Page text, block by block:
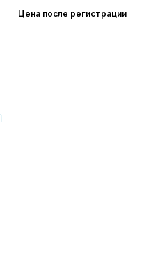
Цена после регистрации